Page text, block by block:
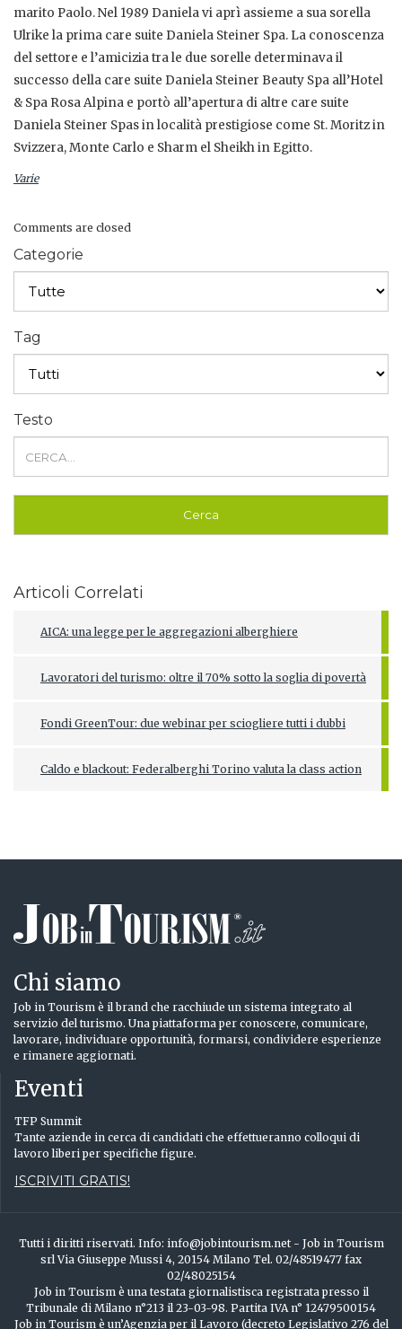
marito Paolo. Nel 1989 Daniela vi aprì assieme a sua sorella
Ulrike la prima care suite Daniela Steiner Spa. La conoscenza
del settore e l’amicizia tra le due sorelle determinava il
successo della care suite Daniela Steiner Beauty Spa all’Hotel
& Spa Rosa Alpina e portò all’apertura di altre care suite
Daniela Steiner Spas in località prestigiose come St. Moritz in
Svizzera, Monte Carlo e Sharm el Sheikh in Egitto.
Varie
Comments are closed
Categorie
Tag
Testo
Articoli Correlati
AICA: una legge per le aggregazioni alberghiere
Lavoratori del turismo: oltre il 70% sotto la soglia di povertà
Fondi GreenTour: due webinar per sciogliere tutti i dubbi
Caldo e blackout: Federalberghi Torino valuta la class action
Chi siamo
Job in Tourism è il brand che racchiude un sistema integrato al
servizio del turismo. Una piattaforma per conoscere, comunicare,
lavorare, individuare opportunità, formarsi, condividere esperienze
e rimanere aggiornati.
Eventi
TFP Summit
Tante aziende in cerca di candidati che effettueranno colloqui di
lavoro liberi per specifiche figure.
ISCRIVITI GRATIS!
Tutti i diritti riservati. Info: info@jobintourism.net - Job in Tourism
srl Via Giuseppe Mussi 4, 20154 Milano Tel. 02/48519477 fax
02/48025154
Job in Tourism è una testata giornalistisca registrata presso il
Tribunale di Milano n°213 il 23-03-98. Partita IVA n° 12479500154
Job in Tourism è un’Agenzia per il Lavoro (decreto Legislativo 276 del